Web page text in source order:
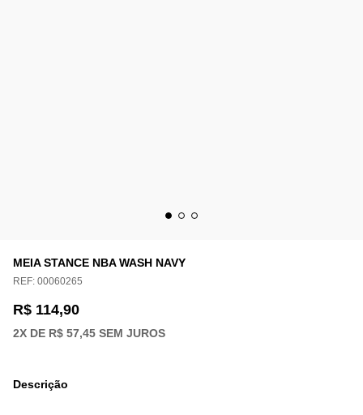
MEIA STANCE NBA WASH NAVY
REF: 00060265
R$ 114,90
2X DE R$ 57,45 SEM JUROS
Descrição